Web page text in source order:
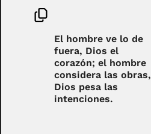
El hombre ve lo de
fuera, Dios el
corazón; el hombre
considera las obras,
Dios pesa las
intenciones.